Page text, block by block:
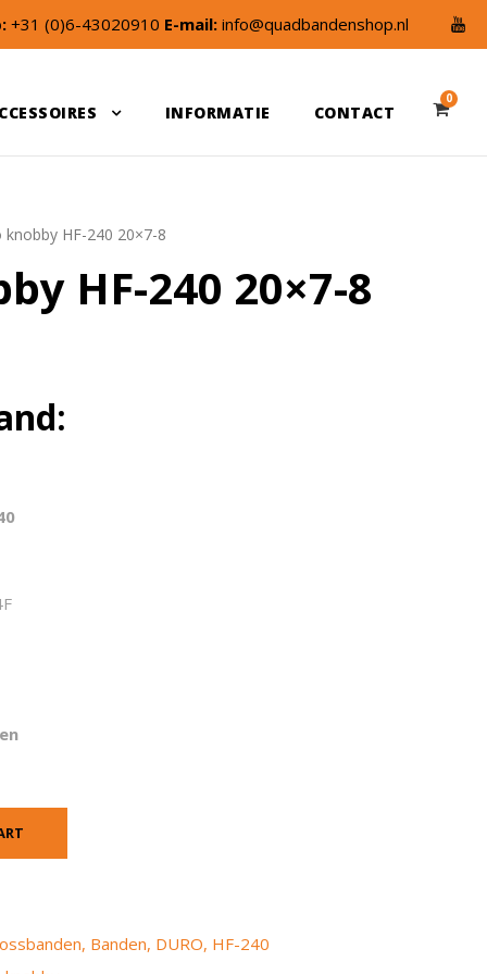
+31 (0)6-43020910 E-mail: info@quadbandenshop.nl
INFORMATIE CONTACT
0
HF-240 20×7-8
HF-240 20×7-8
, Banden, DURO, HF-240